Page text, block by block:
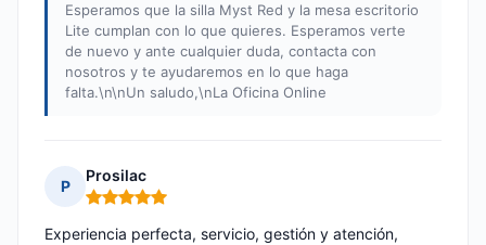
Esperamos que la silla Myst Red y la mesa escritorio
Lite cumplan con lo que quieres. Esperamos verte
de nuevo y ante cualquier duda, contacta con
nosotros y te ayudaremos en lo que haga
falta.\n\nUn saludo,\nLa Oficina Online
P
Prosilac
Nota: 5 de 5
Experiencia perfecta, servicio, gestión y atención,